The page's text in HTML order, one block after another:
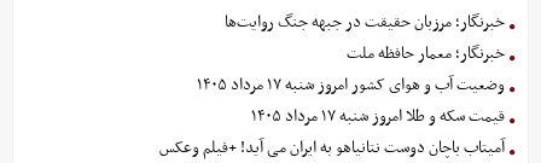
خبرنگار؛ مرزبان حقیقت در جبهه جنگ روایت‌ها
خبرنگار؛ معمار حافظه ملت
وضعیت آب و هوای کشور امروز شنبه ۱۷ مرداد ۱۴۰۵
قیمت سکه و طلا امروز شنبه ۱۷ مرداد ۱۴۰۵
آمیتاب باچان دوست نتانیاهو به ایران می آید! +فیلم وعکس